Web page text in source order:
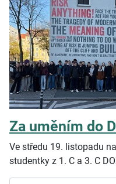
Za uměním do
Ve středu 19. listopadu
studentky z 1. C a 3. C